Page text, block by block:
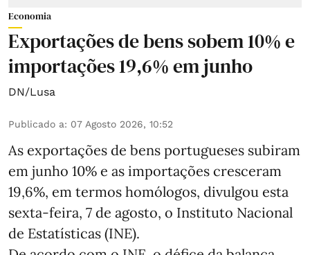
Economia
Exportações de bens sobem 10% e
importações 19,6% em junho
DN/Lusa
Publicado a: 07 Agosto 2026, 10:52
As exportações de bens portugueses subiram
em junho 10% e as importações cresceram
19,6%, em termos homólogos, divulgou esta
sexta-feira, 7 de agosto, o Instituto Nacional
de Estatísticas (INE).